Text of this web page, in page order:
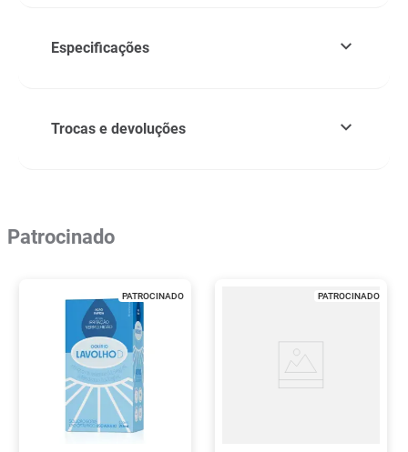
Especificações
Trocas e devoluções
Patrocinado
PATROCINADO PATROCINADO